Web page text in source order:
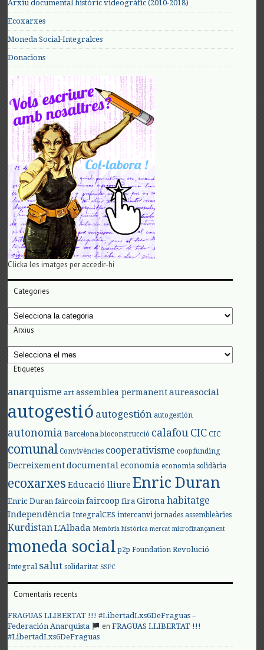
Arxiu documental històric videogràfic (2010-2018)
Ecoxarxes
Moneda Social-Integralces
Donacions
Clicka les imatges per accedir-hi
Categories
Categories
Arxius
Arxius
Etiquetes
anarquisme art assemblea permanent aureasocial
autogestió autogestión autogestión
autonomia Barcelona bioconstrucció calafouCIC CIC
comunal Convivències cooperativisme coopfunding
Decreixement documental economia economia solidària
ecoxarxes Educació lliure Enric Duran
Enric Duran faircoin faircoop fira Girona habitatge
Independència IntegralCES intercanvi jornades assembleàries
KurdistanL'Albada Memòria històrica mercat microfinançament
moneda social p2p Foundation Revolució
Integral salut solidaritat SSPC
Comentaris recents
FRAGUAS LLIBERTAT !!! #LibertadLxs6DeFraguas –
Federación Anarquista
enFRAGUAS LLIBERTAT !!!
#LibertadLxs6DeFraguas